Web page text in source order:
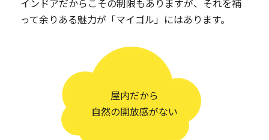
インドアだからこその制限もありますが、それを補
って余りある魅力が「マイゴル」にはあります。
屋内だから
自然の開放感がない